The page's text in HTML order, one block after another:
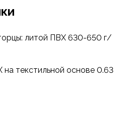
основе 0.63 мм, имеется
для поддува
ручками для
для крепления на
литой ПВХ 630-650 г/
текстильной основе 0.63